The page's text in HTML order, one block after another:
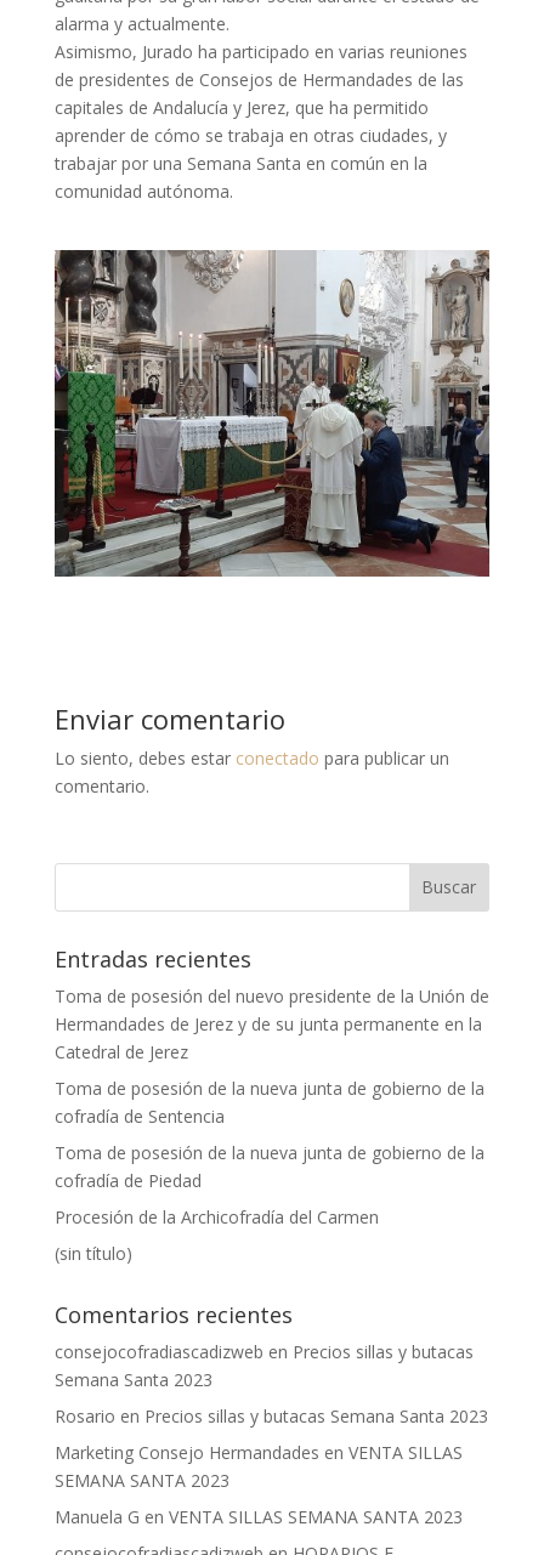
alarma y actualmente.
Asimismo, Jurado ha participado en varias reuniones
de presidentes de Consejos de Hermandades de las
capitales de Andalucía y Jerez, que ha permitido
aprender de cómo se trabaja en otras ciudades, y
trabajar por una Semana Santa en común en la
comunidad autónoma.
Enviar comentario
Lo siento, debes estar conectado para publicar un
comentario.
Entradas recientes
Toma de posesión del nuevo presidente de la Unión de
Hermandades de Jerez y de su junta permanente en la
Catedral de Jerez
Toma de posesión de la nueva junta de gobierno de la
cofradía de Sentencia
Toma de posesión de la nueva junta de gobierno de la
cofradía de Piedad
Procesión de la Archicofradía del Carmen
(sin título)
Comentarios recientes
consejocofradiascadizweb en Precios sillas y butacas
Semana Santa 2023
Rosario en Precios sillas y butacas Semana Santa 2023
Marketing Consejo Hermandades en VENTA SILLAS
SEMANA SANTA 2023
Manuela G en VENTA SILLAS SEMANA SANTA 2023